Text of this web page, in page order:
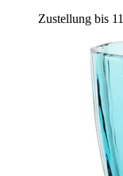
Zustellung bis